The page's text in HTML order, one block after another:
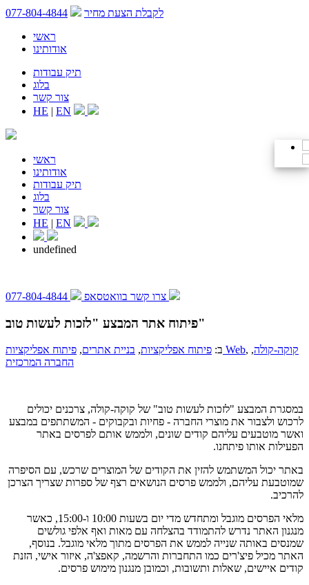
לקבלת הצעת מחיר
077-804-4844
ראשי
אודותינו
תיק עבודות
בלוג
צור קשר
HE | EN
ראשי
אודותינו
תיק עבודות
בלוג
צור קשר
HE | EN
undefined
צרו קשר בוואטסאפ 077-804-4844
פיתוח אתר המבצע "לזכות לעשות טוב"
ב: פיתוח אפליקציות, בניית אתרים, פיתוח אפליקציות Web, קוקה-קולה,
החברה המרכזית
במסגרת המבצע "לזכות לעשות טוב" של קוקה-קולה, צרכנים יכולים
לרכוש ולצבור את מוצרי החברה - פחיות ובקבוקים - המשתתפים במבצע
ואשר מוטבעים עליהם קודים שונים, ולממש אותם לפרסים באתר
הפעילות אותו פיתחנו.
באתר יכול המשתמש להזין את הקודים של המוצרים שרכש, עם הסיפרה
שמוטבעת עליהם, ולממש פרסים הנושאים רצף של ספרות שצריך הצרכן
להרכיב.
מלאי הפרסים מוגבל ומתחדש מדי יום בשעות 10:00 ו-15:00, כאשר
מנגנון האתר נדרש להתמודד בהצלחה עם מאות ואף אלפי גולשים
שמנסים באותה שנייה לממש את הפרסים מתוך מלאי מוגבל. בנוסף,
האתר מכיל פיצ'רים כמו התחברות והרשמה, קאפצ'ה, איזור אישי, הזנת
קודים איישים, שאלות ותשובות, וכמובן מנגנון מימוש פרסים.